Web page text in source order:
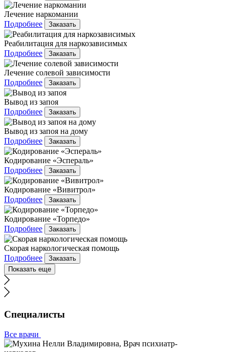
Лечение наркомании
Подробнее
Заказать
Реабилитация для наркозависимых
Подробнее
Заказать
Лечение солевой зависимости
Подробнее
Заказать
Вывод из запоя
Подробнее
Заказать
Вывод из запоя на дому
Подробнее
Заказать
Кодирование «Эспераль»
Подробнее
Заказать
Кодирование «Вивитрол»
Подробнее
Заказать
Кодирование «Торпедо»
Подробнее
Заказать
Скорая наркологическая помощь
Подробнее
Заказать
Показать еще
Специалисты
Все врачи